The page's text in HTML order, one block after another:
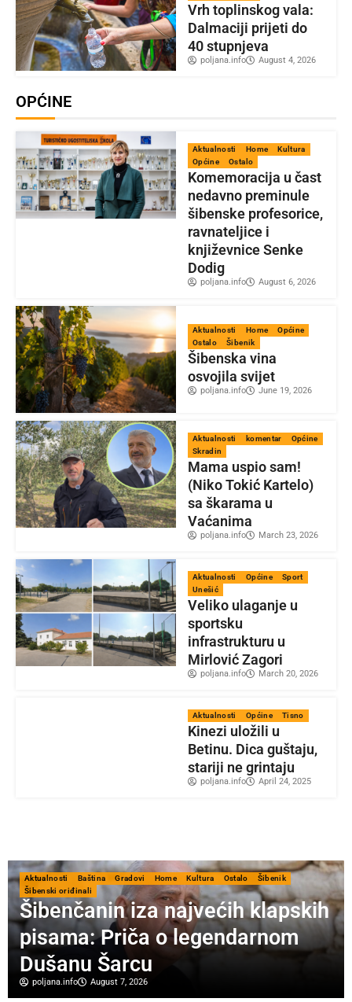
Vrh toplinskog vala:
Dalmaciji prijeti do
40 stupnjeva
poljana.info August 4, 2026
OPĆINE
Aktualnosti Home
Kultura
Općine
Ostalo
Komemoracija u čast
nedavno preminule
šibenske profesorice,
ravnateljice i
književnice Senke
Dodig
poljana.info August 6, 2026
Aktualnosti Home
Općine
Ostalo
Šibenik
Šibenska vina
osvojila svijet
poljana.info June 19, 2026
Aktualnosti komentar
Općine
Skradin
Mama uspio sam!
(Niko Tokić Kartelo)
sa škarama u
Vaćanima
poljana.info March 23, 2026
Aktualnosti Općine
Sport
Unešić
Veliko ulaganje u
sportsku
infrastrukturu u
Mirlović Zagori
poljana.info March 20, 2026
Aktualnosti Općine Tisno
Kinezi uložili u
Betinu. Dica guštaju,
stariji ne grintaju
poljana.info April 24, 2025
Aktualnosti Gradovi Home Ostalo Šibenik
Najstarija šibenska slastičarnica
kultno je mjesto u gradu
Šibeniku
poljana.info August 6, 2026